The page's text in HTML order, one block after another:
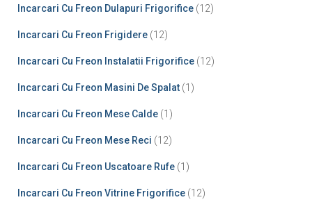
Incarcari Cu Freon Dulapuri Frigorifice (12)
Incarcari Cu Freon Frigidere (12)
Incarcari Cu Freon Instalatii Frigorifice (12)
Incarcari Cu Freon Masini De Spalat (1)
Incarcari Cu Freon Mese Calde (1)
Incarcari Cu Freon Mese Reci (12)
Incarcari Cu Freon Uscatoare Rufe (1)
Incarcari Cu Freon Vitrine Frigorifice (12)